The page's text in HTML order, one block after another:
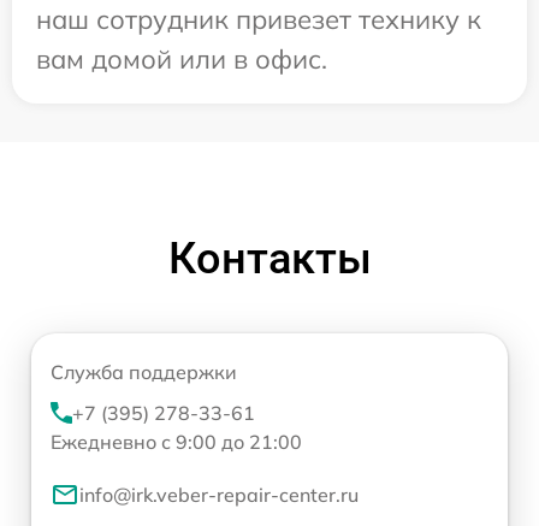
наш сотрудник привезет технику к
вам домой или в офис.
Контакты
Служба поддержки
+7 (395) 278-33-61
Ежедневно с 9:00 до 21:00
info@irk.veber-repair-center.ru